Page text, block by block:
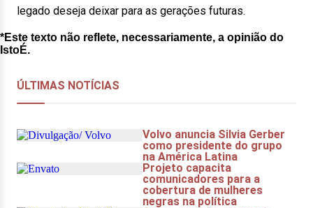
legado deseja deixar para as gerações futuras.
*Este texto não reflete, necessariamente, a opinião do
IstoÉ.